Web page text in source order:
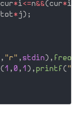
cur*i<=n&&(cur*i
tot* j) ;
, "r" , stdin) ,
(1 , 0 , 1 ) , printf (